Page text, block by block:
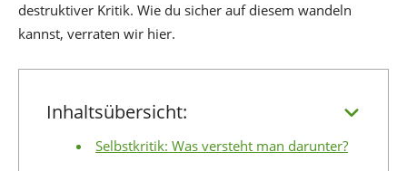
destruktiver Kritik. Wie du sicher auf diesem wandeln
kannst, verraten wir hier.
Inhaltsübersicht:
Selbstkritik: Was versteht man darunter?